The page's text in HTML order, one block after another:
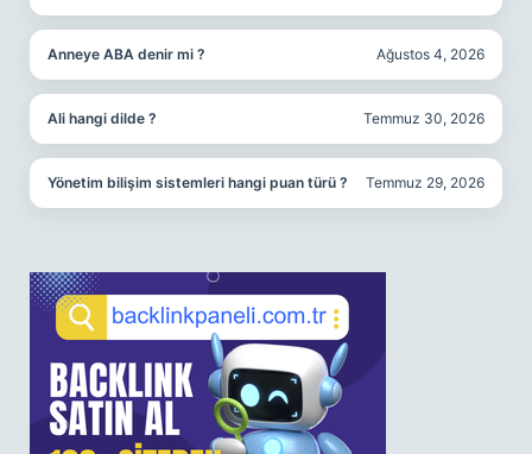
Anneye ABA denir mi ? Ağustos 4, 2026
Ali hangi dilde ? Temmuz 30, 2026
Yönetim bilişim sistemleri hangi puan türü ? Temmuz 29, 2026